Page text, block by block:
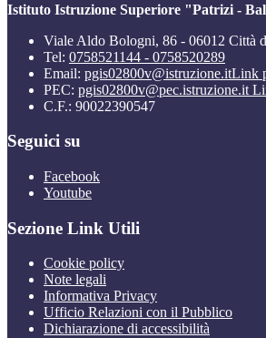
Istituto Istruzione Superiore "Patrizi -
Viale Aldo Bologni, 86 - 06012 Città
Tel: 0758521144 - 0758520289
Email: pgis02800v@istruzione.itLink
PEC: pgis02800v@pec.istruzione.it
C.F.: 90022390547
Seguici su
Facebook
Youtube
Sezione Link Utili
Cookie policy
Note legali
Informativa Privacy
Ufficio Relazioni con il Pubblico
Dichiarazione di accessibilità